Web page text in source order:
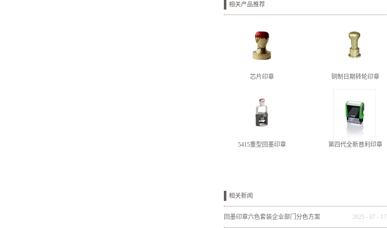
相关产品推荐
芯片印章 铜制日期转轮印章
5415重型回墨印章 第四代全新普利印章
相关新闻
回墨印章六色套装企业部门分色方案 2025 -07 - 17